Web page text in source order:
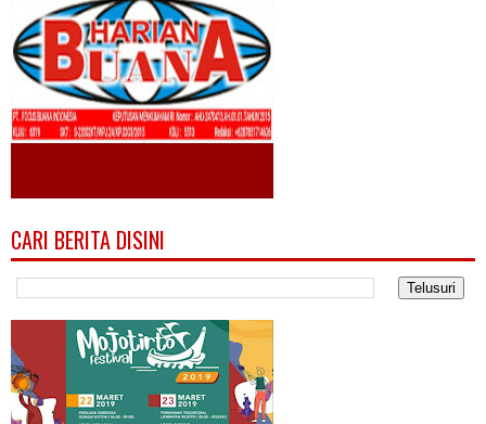
CARI BERITA DISINI